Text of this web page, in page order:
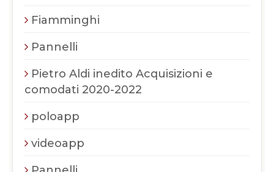
Fiamminghi
Pannelli
Pietro Aldi inedito Acquisizioni e
comodati 2020-2022
poloapp
videoapp